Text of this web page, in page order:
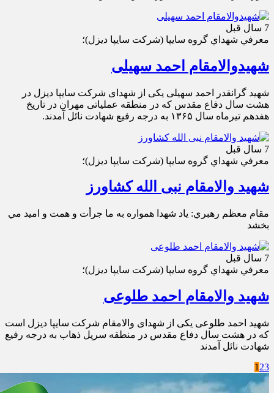
7 سال قبل
معرفي شهداي گروه سايپا (شركت سايپا ديزل)؛
شهیدوالامقام احمد سهیلی
شهید گرانقدر احمد سهیلی یکی از شهدای شرکت سایپا دیزل در
هشت سال دفاع مقدس که در منطقه عملیاتی مهران در تاریخ
هفدهم تیرماه سال ۱۳۶۵ به درجه رفیع شهادت نائل آمدند.
7 سال قبل
معرفي شهداي گروه سايپا (شركت سايپا ديزل)؛
شهید والامقام نبی الله کشاورز
مقام معظم رهبري: ياد شهدا همواره به ما جرأت و همت و اميد مي
بخشد
7 سال قبل
معرفي شهداي گروه سايپا (شركت سايپا ديزل)؛
شهید والامقام احمد طلوعی
شهید احمد طلوعی یکی از شهدای والامقام شرکت سایپا دیزل است
که در هشت سال دفاع مقدس در منطقه سرپل ذهاب به درجه رفیع
شهادت نائل آمدند
1 23